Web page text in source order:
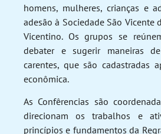
homens, mulheres, crianças e
adesão à Sociedade São Vicente
Vicentino. Os grupos se
debater e sugerir maneiras
carentes, que são cadastradas
econômica.
As Confêrencias são
direcionam os trabalhos e
princípios e fundamentos da